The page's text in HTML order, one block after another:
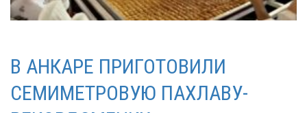
В АНКАРЕ ПРИГОТОВИЛИ
СЕМИМЕТРОВУЮ ПАХЛАВУ-